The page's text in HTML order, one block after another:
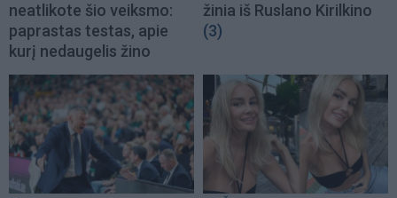
neatlikote šio veiksmo:
paprastas testas, apie
kurį nedaugelis žino
žinia iš Ruslano Kirilkino
(3)